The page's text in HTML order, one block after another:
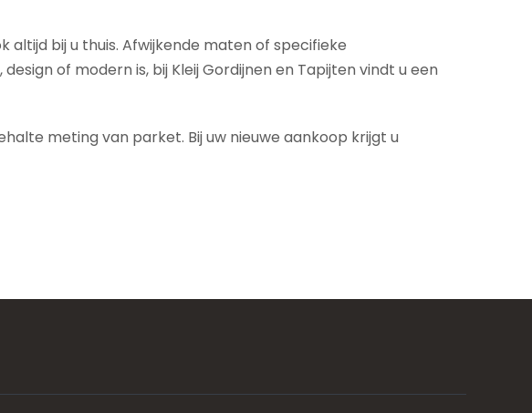
altijd bij u thuis. Afwijkende maten of specifieke
of modern is, bij Kleij Gordijnen en Tapijten vindt u een
meting van parket. Bij uw nieuwe aankoop krijgt u